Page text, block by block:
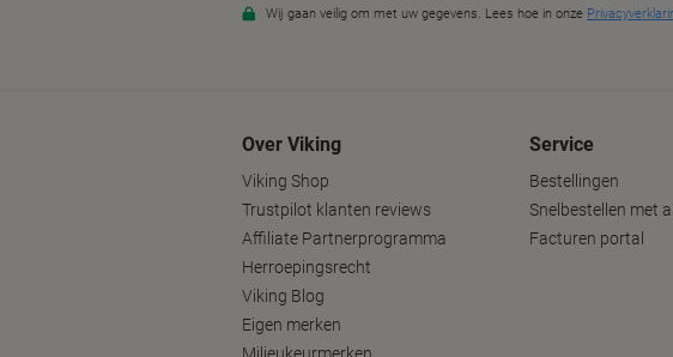
Over Viking
Viking Shop
Trustpilot klanten reviews
Affiliate Partnerprogramma
Herroepingsrecht
Viking Blog
Eigen merken
Service
Bestellingen
Snelbestellen met
Facturen portal